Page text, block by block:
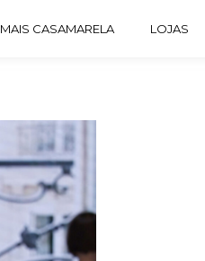
MAIS CASAMARELA LOJAS